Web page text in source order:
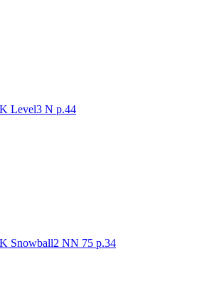
Level3 N р.44
Snowball2 NN 75 р.34